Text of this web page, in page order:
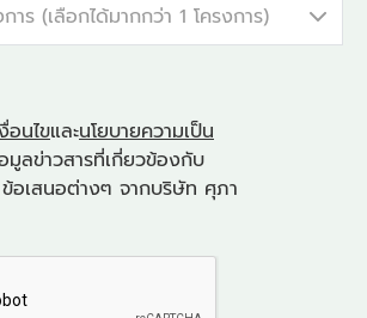
าร (เลือกได้มากกว่า 1 โครงการ)
อนไขและนโยบายความเป็น
มูลข่าวสารที่เกี่ยวข้องกับ
เสนอต่างๆ จากบริษัท ศุภา